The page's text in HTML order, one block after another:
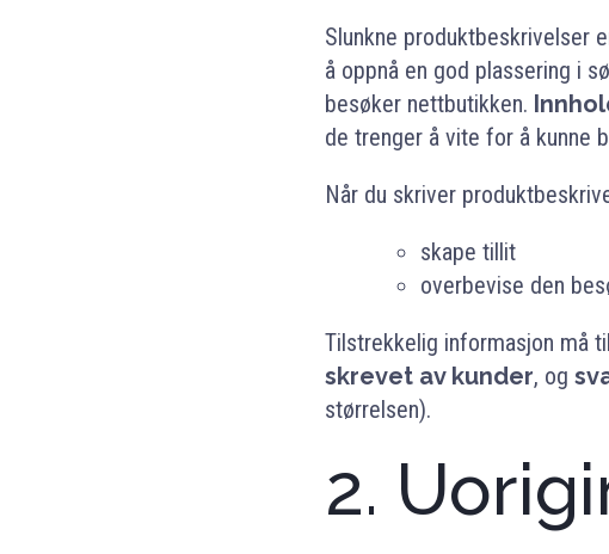
Slunkne produktbeskrivelser
å oppnå en god plassering i
besøker nettbutikken.
de trenger å vite for å kunne
Når du skriver
skape tillit
overbevise den
Tilstrekkelig informasjon må
skrevet av kunder, og
størrelsen).
2.